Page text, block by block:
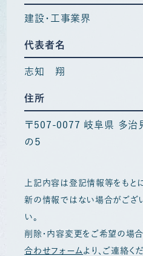
建設・工事業界
代表者名
志知 翔
住所
〒507-0077 岐阜県 多治
の５
上記内容は登記情報等をもと
新の情報ではない場合がござ
い。
削除・内容変更をご希望の場合
合わせフォーム より、ご連絡く